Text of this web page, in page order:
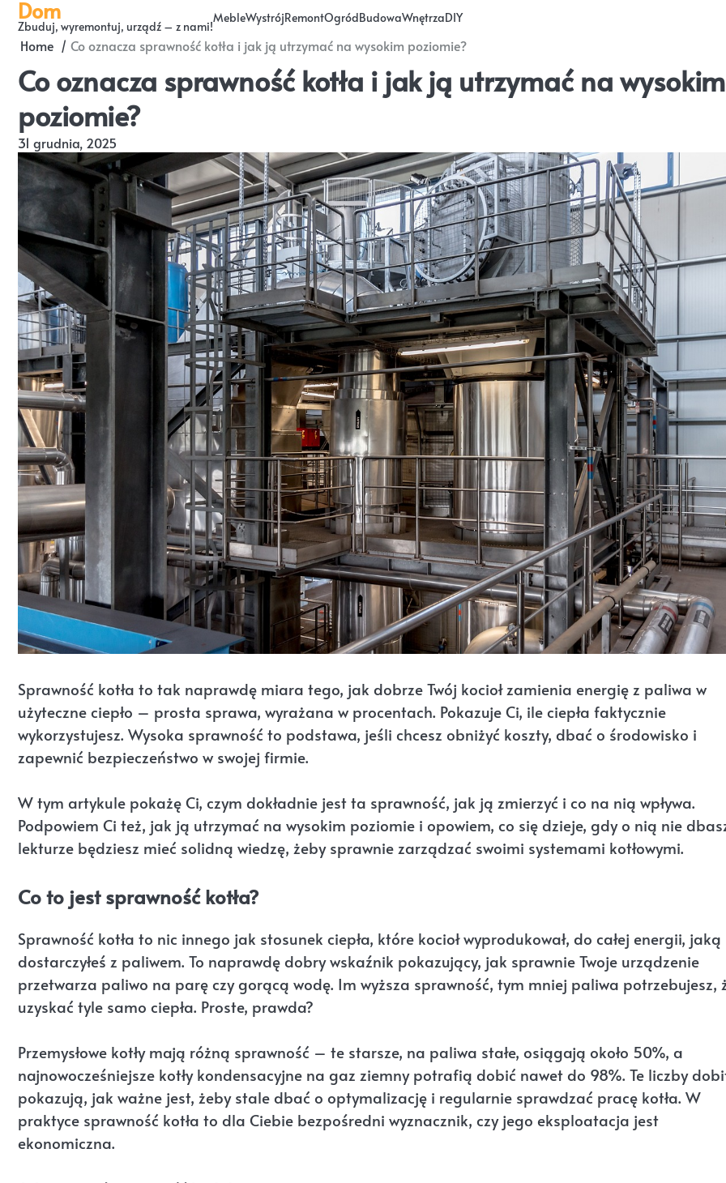
Skip
content
Dom
Zbuduj, wyremontuj, urządź – z nami!
MebleWystrójRemontOgródBudowaWnętrzaDIY
Home Co oznacza sprawność kotła i jak ją utrzymać na wysokim poziomie?
Co oznacza sprawność kotła i jak ją utrzymać na wysokim
poziomie?
31 grudnia, 2025
Sprawność kotła to tak naprawdę miara tego, jak dobrze Twój kocioł zamienia energię z paliwa w
użyteczne ciepło – prosta sprawa, wyrażana w procentach. Pokazuje Ci, ile ciepła faktycznie
wykorzystujesz. Wysoka sprawność to podstawa, jeśli chcesz obniżyć koszty, dbać o środowisko i
zapewnić bezpieczeństwo w swojej firmie.
W tym artykule pokażę Ci, czym dokładnie jest ta sprawność, jak ją zmierzyć i co na nią wpływa.
Podpowiem Ci też, jak ją utrzymać na wysokim poziomie i opowiem, co się dzieje, gdy o nią nie
lekturze będziesz mieć solidną wiedzę, żeby sprawnie zarządzać swoimi systemami kotłowymi.
Co to jest sprawność kotła?
Sprawność kotła to nic innego jak stosunek ciepła, które kocioł wyprodukował, do całej energii,
dostarczyłeś z paliwem. To naprawdę dobry wskaźnik pokazujący, jak sprawnie Twoje urządzenie
przetwarza paliwo na parę czy gorącą wodę. Im wyższa sprawność, tym mniej paliwa potrzebujesz,
uzyskać tyle samo ciepła. Proste, prawda?
Przemysłowe kotły mają różną sprawność – te starsze, na paliwa stałe, osiągają około 50%, a
najnowocześniejsze kotły kondensacyjne na gaz ziemny potrafią dobić nawet do 98%. Te liczby
pokazują, jak ważne jest, żeby stale dbać o optymalizację i regularnie sprawdzać pracę kotła. W
praktyce sprawność kotła to dla Ciebie bezpośredni wyznacznik, czy jego eksploatacja jest
ekonomiczna.